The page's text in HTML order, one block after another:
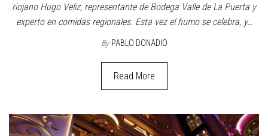
riojano Hugo Veliz, representante de Bodega Valle de La Puerta y
experto en comidas regionales. Esta vez el humo se celebra, y…
By PABLO DONADIO
Read More